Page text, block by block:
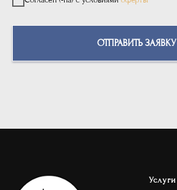
ОТПРАВИТЬ ЗАЯВКУ
Услуги